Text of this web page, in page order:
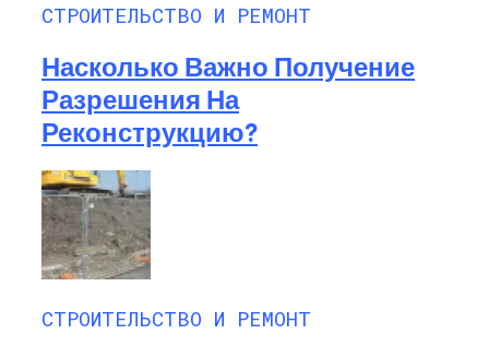
СТРОИТЕЛЬСТВО И РЕМОНТ
Насколько Важно Получение
Разрешения На
Реконструкцию?
СТРОИТЕЛЬСТВО И РЕМОНТ